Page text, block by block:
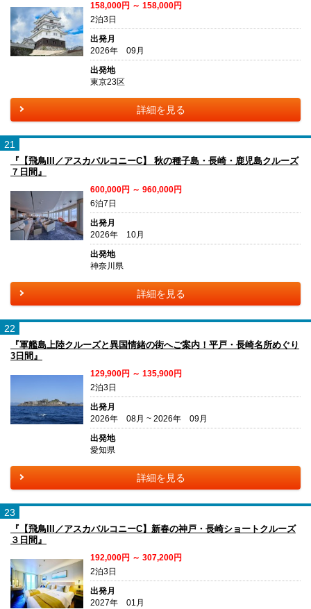
158,000円 ～ 158,000円
2泊3日
出発月
2026年 09月
出発地
東京23区
詳細を見る
21
『【飛鳥III／アスカバルコニーC】 秋の種子島・長崎・鹿児島クルーズ
７日間』
600,000円 ～ 960,000円
6泊7日
出発月
2026年 10月
出発地
神奈川県
詳細を見る
22
『軍艦島上陸クルーズと異国情緒の街へご案内！平戸・長崎名所めぐり
3日間』
129,900円 ～ 135,900円
2泊3日
出発月
2026年 08月 ~ 2026年 09月
出発地
愛知県
詳細を見る
23
『【飛鳥III／アスカバルコニーC】新春の神戸・長崎ショートクルーズ
３日間』
192,000円 ～ 307,200円
2泊3日
出発月
2027年 01月